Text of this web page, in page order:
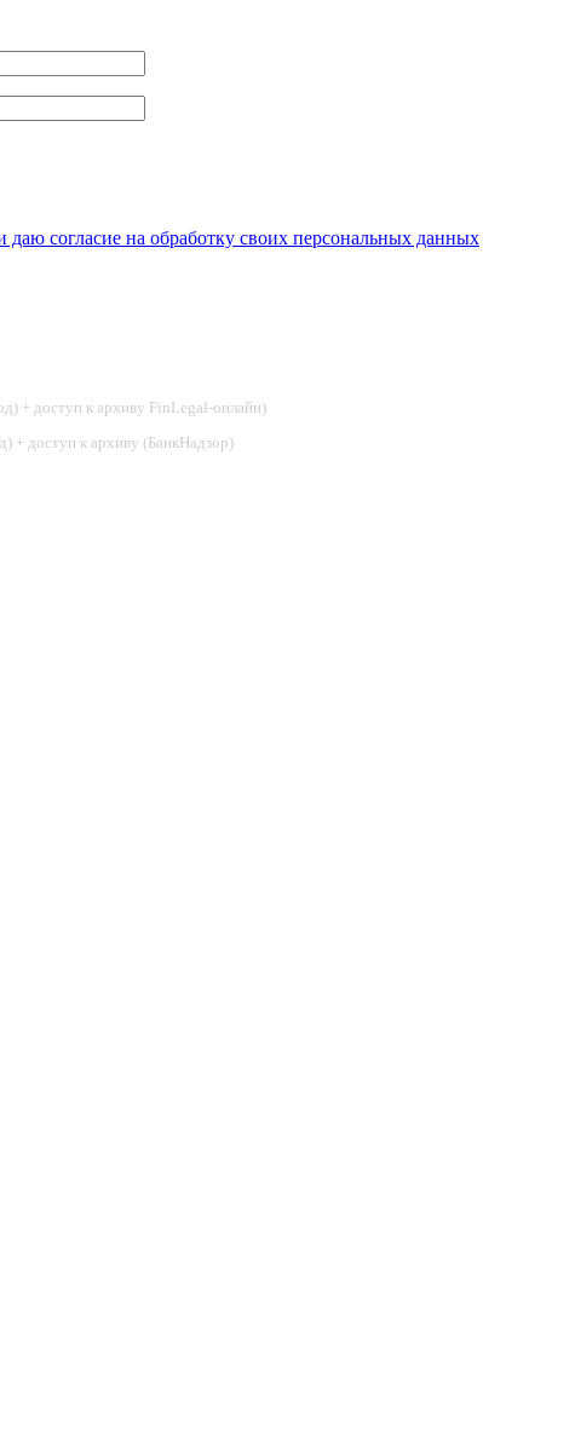
согласие на обработку своих персональных данных
+ доступ к архиву FinLegal-онлайн)
+ доступ к архиву (БанкНадзор)